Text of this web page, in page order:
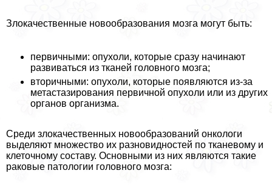
Злокачественные новообразования мозга могут быть:
первичными: опухоли, которые сразу начинают
развиваться из тканей головного мозга;
вторичными: опухоли, которые появляются из-за
метастазирования первичной опухоли или из других
органов организма.
Среди злокачественных новообразований oнкoлoги
выделяют множество их разновидностей по тканевому и
клеточному составу. Основными из них являются такие
paковые патологии головного мозга: